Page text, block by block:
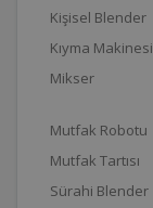
Kişisel Blender
Kıyma Makinesi
Mikser
Mutfak Robotu
Mutfak Tartısı
Sürahi Blender